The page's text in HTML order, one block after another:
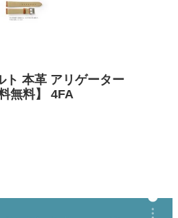
ト 本革 アリゲーター
無料】 4FA